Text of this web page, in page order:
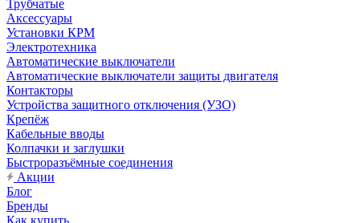
Трубчатые
Аксессуары
Установки КРМ
Электротехника
Автоматические выключатели
Автоматические выключатели защиты двигателя
Контакторы
Устройства защитного отключения (УЗО)
Крепёж
Кабельные вводы
Колпачки и заглушки
Быстроразъёмные соединения
Акции
Блог
Бренды
Как купить